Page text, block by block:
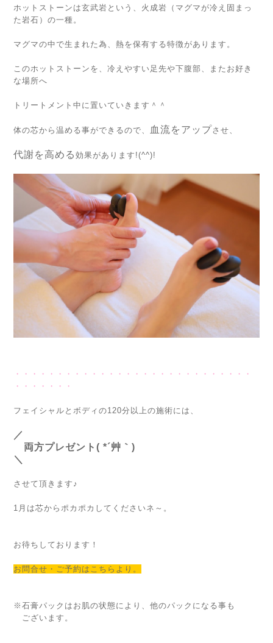
ホットストーンは玄武岩という、火成岩（マグマが冷え固まっ
た岩石）の一種。
マグマの中で生まれた為、熱を保有する特徴があります。
このホットストーンを、冷えやすい足先や下腹部、またお好き
な場所へ
トリートメント中に置いていきます＾＾
体の芯から温める事ができるので、 血流をアップさせ、
代謝を高める 効果があります!(^^)!
・・・・・・・・・・・・・・・・・・・・・・・・・・・・
・・・・・・・
フェイシャルとボディの120分以上の施術には、
／
両方プレゼント( *´艸｀)
＼
させて頂きます♪
1月は芯からポカポカしてくださいネ～。
お待ちしております！
お問合せ・ご予約はこちらより。
※石膏パックはお肌の状態により、他のパックになる事も
ございます。